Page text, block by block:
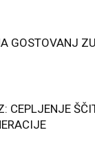
GOSTOVANJ
CEPLJENJE